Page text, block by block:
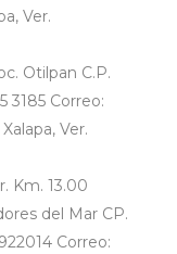
Ver.
Otilpan C.P.
3185 Correo:
Ver.
Km. 13.00
del Mar CP.
Correo: